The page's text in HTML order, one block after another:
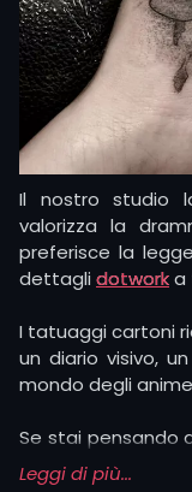
principi come il
rinascita.
Icone
degli shinobi,
universali: forza,
Il nostro studio
valorizza la
preferisce la
dettagli dotworka
I tatuaggi cartoni
un diario visivo,
mondo degli
Se stai pensando
ispirare dalle
Leggi di più...